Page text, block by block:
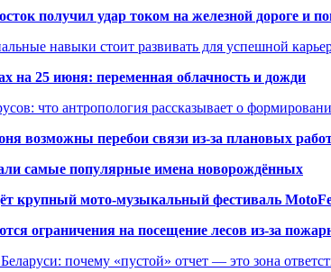
получил удар током на железной дороге и
навыки стоит развивать для успешной
на 25 июня: переменная облачность и дожди
что антропология рассказывает о
возможны перебои связи из-за плановых
самые популярные имена новорождённых
крупный мото-музыкальный фестиваль
ограничения на посещение лесов из-за
почему «пустой» отчет — это зона